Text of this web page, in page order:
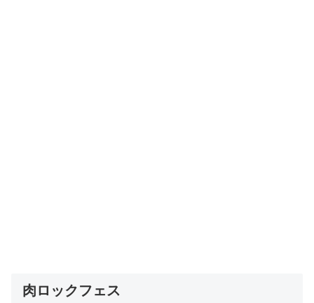
肉ロックフェス